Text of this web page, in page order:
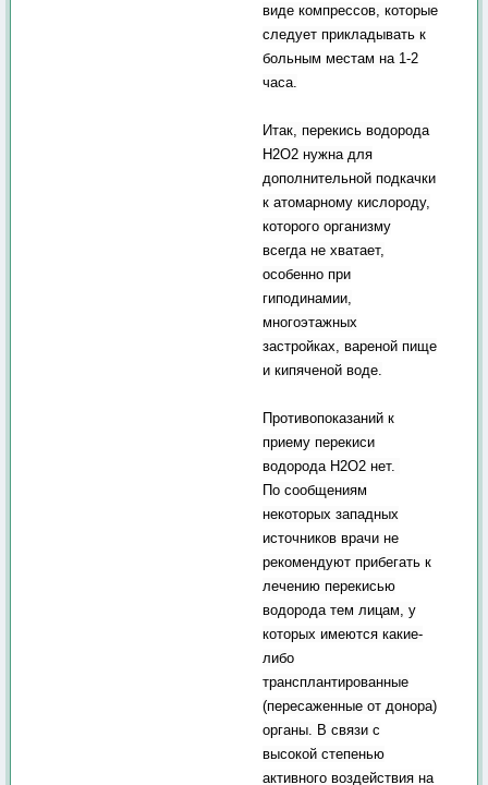
виде компрессов, которые
следует прикладывать к
больным местам на 1-2
часа.
Итак, перекись водорода
Н2О2 нужна для
дополнительной подкачки
к атомарному кислороду,
которого организму
всегда не хватает,
особенно при
гиподинамии,
многоэтажных
застройках, вареной пище
и кипяченой воде.
Противопоказаний к
приему перекиси
водорода Н2О2 нет.
По сообщениям
некоторых западных
источников врачи не
рекомендуют прибегать к
лечению перекисью
водорода тем лицам, у
которых имеются какие-
либо
трансплантированные
(пересаженные от донора)
органы. В связи с
высокой степенью
активного воздействия на